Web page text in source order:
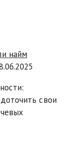
найм
свои